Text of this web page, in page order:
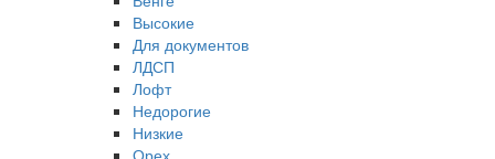
Высокие
Для документов
ЛДСП
Лофт
Недорогие
Низкие